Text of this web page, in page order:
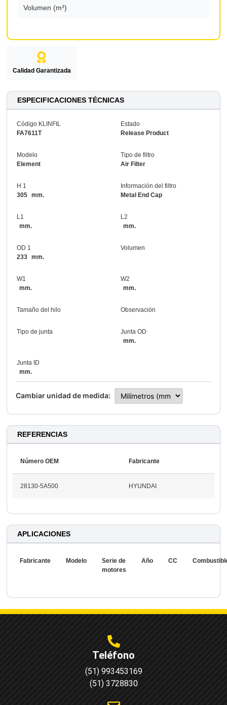
Volumen (m³)
Calidad Garantizada
ESPECIFICACIONES TÉCNICAS
Código KLINFIL
FA7611T
Estado
Release Product
Modelo
Element
Tipo de filtro
Air Filter
H 1
305 mm.
Información del filtro
Metal End Cap
L1
mm.
L2
mm.
OD 1
233 mm.
Volumen
W1
mm.
W2
mm.
Tamaño del hilo Observación
Tipo de junta
Junta OD
mm.
Junta ID
mm.
Cambiar unidad de medida:
REFERENCIAS
Número OEM Fabricante
28130-5A500 HYUNDAI
APLICACIONES
Fabricante Modelo
Serie de
motores
Año CC
Teléfono
(51) 993453169
(51) 3728830